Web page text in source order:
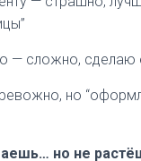
— сложно, сделаю
но
но не